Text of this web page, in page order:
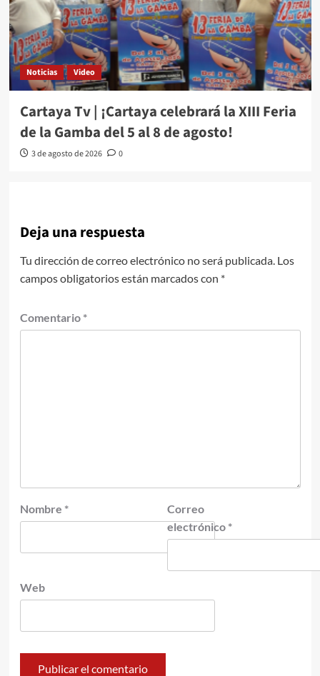
Noticias Video
Cartaya Tv | ¡Cartaya celebrará la XIII Feria
de la Gamba del 5 al 8 de agosto!
3 de agosto de 2026 0
Deja una respuesta
Tu dirección de correo electrónico no será publicada. Los
campos obligatorios están marcados con *
Comentario *
Nombre *
Correo
electrónico *
Web